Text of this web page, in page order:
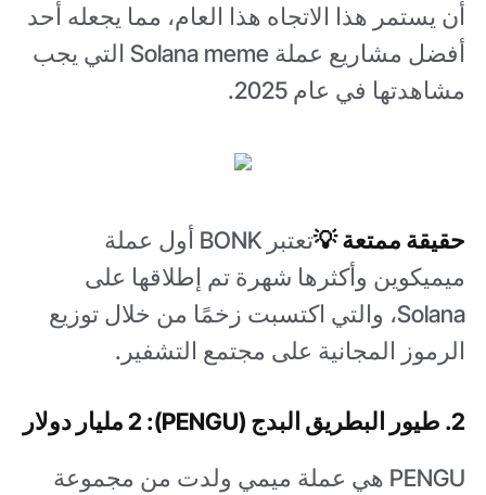
أن يستمر هذا الاتجاه هذا العام، مما يجعله أحد
أفضل مشاريع عملة Solana meme التي يجب
مشاهدتها في عام 2025.
حقيقة ممتعة 💡
تعتبر BONK أول عملة
ميميكوين وأكثرها شهرة تم إطلاقها على
Solana، والتي اكتسبت زخمًا من خلال توزيع
الرموز المجانية على مجتمع التشفير.
2. طيور البطريق البدج (PENGU): 2 مليار دولار
PENGU هي عملة ميمي ولدت من مجموعة